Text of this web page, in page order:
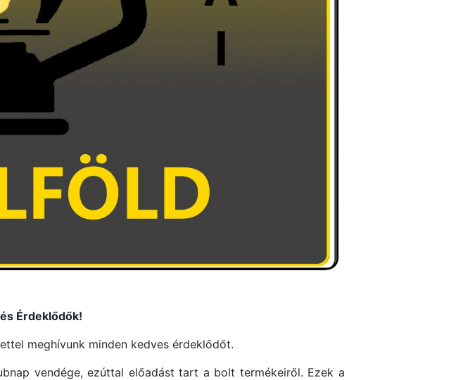
Érdeklődők!
meghívunk minden kedves érdeklődőt.
vendége, ezúttal előadást tart a bolt termékeiről. Ezek a